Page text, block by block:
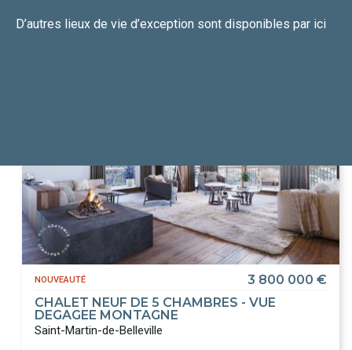
D’autres lieux de vie d’exception sont disponibles par ici
NOUVEAUTÉ
3 800 000 €
CHALET NEUF DE 5 CHAMBRES - VUE
DEGAGEE MONTAGNE
Saint-Martin-de-Belleville